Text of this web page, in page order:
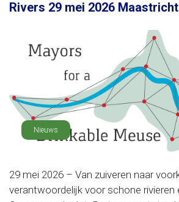
Rivers 29 mei 2026 Maastricht
Nieuws
29 mei 2026 – Van zuiveren naar
verantwoordelijk voor schone rivieren